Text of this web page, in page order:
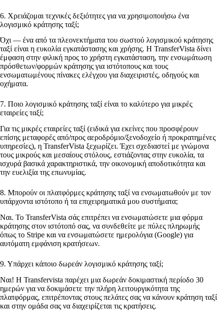
6. Χρειάζομαι τεχνικές δεξιότητες για να χρησιμοποιήσω ένα
λογισμικό κράτησης ταξί;
Όχι — ένα από τα πλεονεκτήματα του σωστού λογισμικού κράτησης
ταξί είναι η ευκολία εγκατάστασης και χρήσης. Η TransferVista δίνει
έμφαση στην φιλική προς το χρήστη εγκατάσταση, την ενσωμάτωση
πρόσθετων/φορμών κράτησης για ιστότοπους και τους
ενσωματωμένους πίνακες ελέγχου για διαχειριστές, οδηγούς και
οχήματα.
7. Ποιο λογισμικό κράτησης ταξί είναι το καλύτερο για μικρές
εταιρείες ταξί;
Για τις μικρές εταιρείες ταξί (ειδικά για εκείνες που προσφέρουν
επίσης μεταφορές από/προς αεροδρόμιο/ξενοδοχείο ή προκρατημένες
υπηρεσίες), η TransferVista ξεχωρίζει. Έχει σχεδιαστεί με γνώμονα
τους μικρούς και μεσαίους στόλους, εστιάζοντας στην ευκολία, τα
ισχυρά βασικά χαρακτηριστικά, την οικονομική αποδοτικότητα και
την ευελιξία της επωνυμίας.
8. Μπορούν οι πλατφόρμες κράτησης ταξί να ενσωματωθούν με τον
υπάρχοντα ιστότοπο ή τα επιχειρηματικά μου συστήματα;
Ναι. Το TransferVista σάς επιτρέπει να ενσωματώσετε μια φόρμα
κράτησης στον ιστότοπό σας, να συνδεθείτε με πύλες πληρωμής
όπως το Stripe και να ενσωματώσετε ημερολόγια (Google) για
αυτόματη εμφάνιση κρατήσεων.
9. Υπάρχει κάποιο δωρεάν λογισμικό κράτησης ταξί;
Ναι! Η Transfervista παρέχει μια δωρεάν δοκιμαστική περίοδο 30
ημερών για να δοκιμάσετε την πλήρη λειτουργικότητα της
πλατφόρμας, επιτρέποντας στους πελάτες σας να κάνουν κράτηση ταξί
και στην ομάδα σας να διαχειρίζεται τις κρατήσεις.